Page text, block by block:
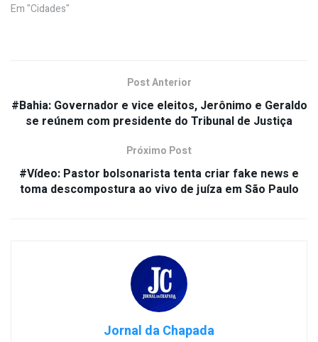
Em "Cidades"
Post Anterior
#Bahia: Governador e vice eleitos, Jerônimo e Geraldo
se reúnem com presidente do Tribunal de Justiça
Próximo Post
#Vídeo: Pastor bolsonarista tenta criar fake news e
toma descompostura ao vivo de juíza em São Paulo
Jornal da Chapada